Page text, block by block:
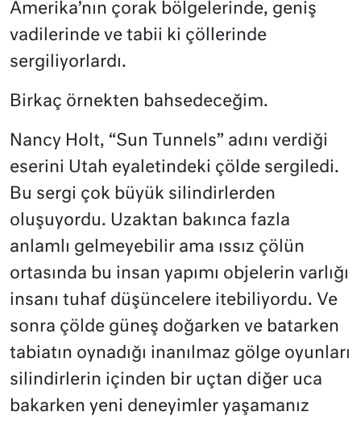
Amerika’nın çorak bölgelerinde, geniş
vadilerinde ve tabii ki çöllerinde
sergiliyorlardı.
Birkaç örnekten bahsedeceğim.
Nancy Holt, “Sun Tunnels” adını verdiği
eserini Utah eyaletindeki çölde sergiledi.
Bu sergi çok büyük silindirlerden
oluşuyordu. Uzaktan bakınca fazla
anlamlı gelmeyebilir ama ıssız çölün
ortasında bu insan yapımı objelerin varlığı
insanı tuhaf düşüncelere itebiliyordu. Ve
sonra çölde güneş doğarken ve batarken
tabiatın oynadığı inanılmaz gölge oyunları
silindirlerin içinden bir uçtan diğer uca
bakarken yeni deneyimler yaşamanız